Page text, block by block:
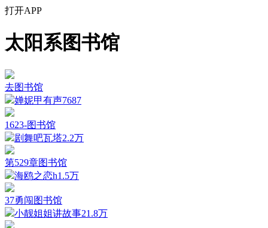
打开APP
太阳系图书馆
去图书馆
婵妮甲有声7687
1623-图书馆
剧舞吧瓦塔2.2万
第529章图书馆
海鸥之恋h1.5万
37勇闯图书馆
小靓姐姐讲故事21.8万